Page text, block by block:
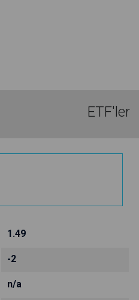
ETF'ler
1.49
-2
n/a